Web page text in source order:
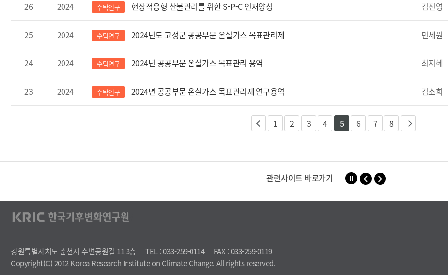
26 2024 수탁연구 현장적응형 산불관리를 위한 S-P-C 인재양성 김진영
25 2024 수탁연구 2024년도 고성군 공공부문 온실가스 목표관리제 민세원
24 2024 수탁연구 2024년 공공부문 온실가스 목표관리 용역 최지혜
23 2024 수탁연구 2024년 공공부문 온실가스 목표관리제 연구용역 김소희
1 2 3 4 5 6 7
8
관련사이트 바로가기
강원특별자치도 춘천시 수변공원길 11 3층 TEL : 033-259-0114
FAX : 033-259-0119
Copyright(C) 2012 Korea Research Institute on Climate Change. All rights reserved.